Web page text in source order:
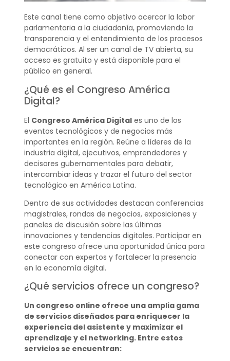
Este canal tiene como objetivo acercar la labor
parlamentaria a la ciudadanía, promoviendo la
transparencia y el entendimiento de los procesos
democráticos. Al ser un canal de TV abierta, su
acceso es gratuito y está disponible para el
público en general.
¿Qué es el Congreso América
Digital?
El Congreso América Digitales uno de los
eventos tecnológicos y de negocios más
importantes en la región. Reúne a líderes de la
industria digital, ejecutivos, emprendedores y
decisores gubernamentales para debatir,
intercambiar ideas y trazar el futuro del sector
tecnológico en América Latina.
Dentro de sus actividades destacan conferencias
magistrales, rondas de negocios, exposiciones y
paneles de discusión sobre las últimas
innovaciones y tendencias digitales. Participar en
este congreso ofrece una oportunidad única para
conectar con expertos y fortalecer la presencia
en la economía digital.
¿Qué servicios ofrece un congreso?
Un congreso online ofrece una amplia gama
de servicios diseñados para enriquecer la
experiencia del asistente y maximizar el
aprendizaje y el networking. Entre estos
servicios se encuentran: